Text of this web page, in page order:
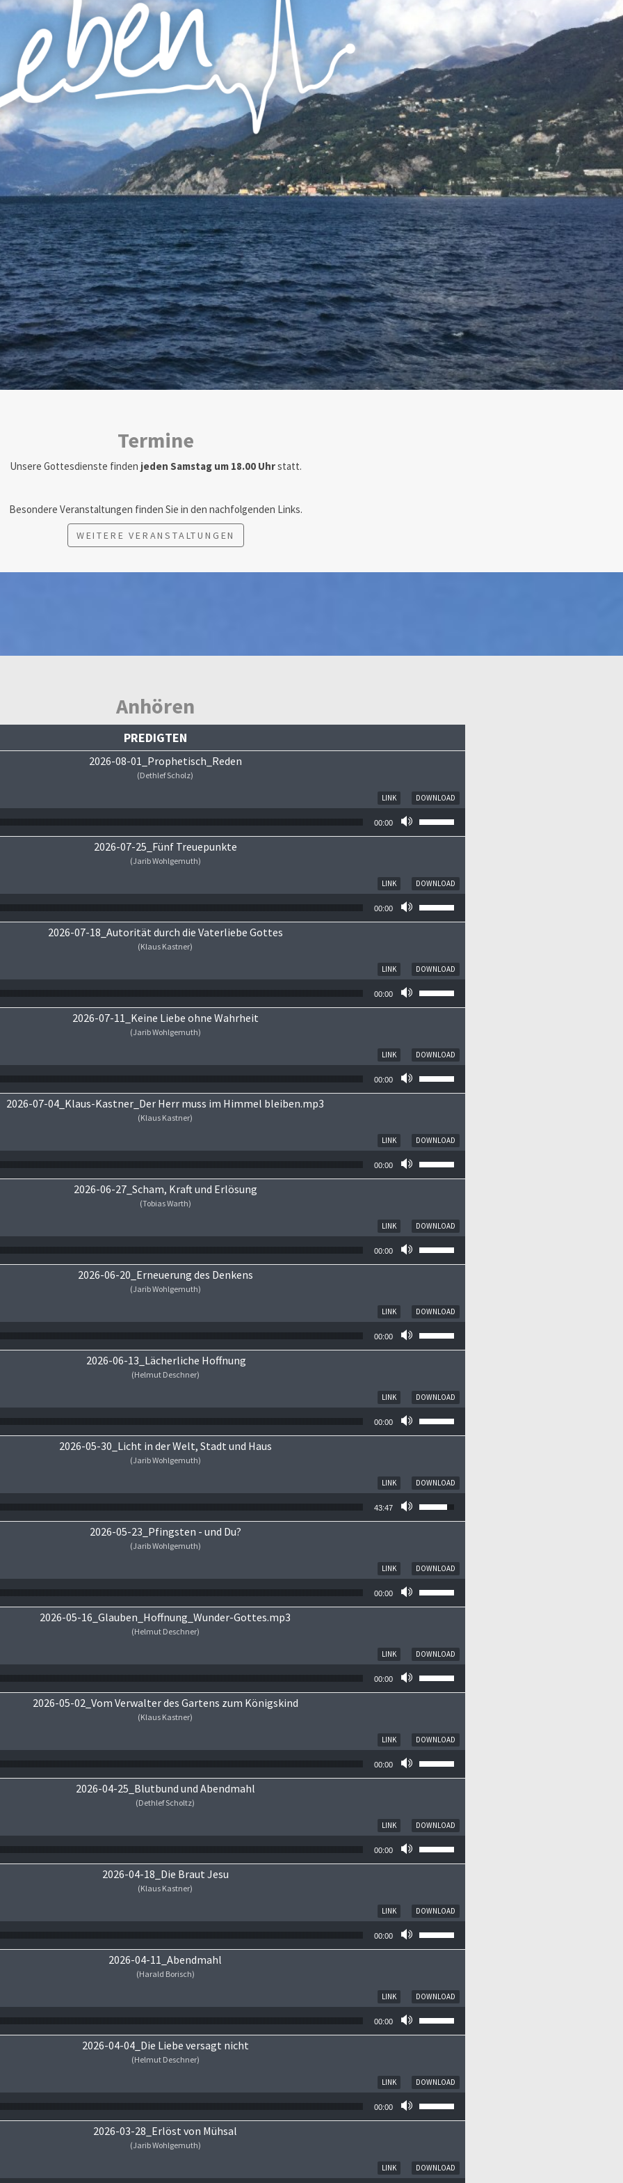
Termine
Unsere Gottesdienste finden jeden Samstag um 18.00 Uhrstatt.
Besondere Veranstaltungen finden Sie in den nachfolgenden Links.
WEITERE VERANSTALTUNGEN
Anhören
PREDIGTEN
2026-08-01_Prophetisch_Reden
(Dethlef Scholz)
DOWNLOAD
LINK
00:00
2026-07-25_Fünf Treuepunkte
(Jarib Wohlgemuth)
DOWNLOAD
LINK
00:00
2026-07-18_Autorität durch die Vaterliebe Gottes
(Klaus Kastner)
DOWNLOAD
LINK
00:00
2026-07-11_Keine Liebe ohne Wahrheit
(Jarib Wohlgemuth)
DOWNLOAD
LINK
00:00
2026-07-04_Klaus-Kastner_Der Herr muss im Himmel bleiben.mp3
(Klaus Kastner)
DOWNLOAD
LINK
00:00
2026-06-27_Scham, Kraft und Erlösung
(Tobias Warth)
DOWNLOAD
LINK
00:00
2026-06-20_Erneuerung des Denkens
(Jarib Wohlgemuth)
DOWNLOAD
LINK
00:00
2026-06-13_Lächerliche Hoffnung
(Helmut Deschner)
DOWNLOAD
LINK
00:00
2026-05-30_Licht in der Welt, Stadt und Haus
(Jarib Wohlgemuth)
DOWNLOAD
LINK
43:47
2026-05-23_Pfingsten - und Du?
(Jarib Wohlgemuth)
DOWNLOAD
LINK
00:00
2026-05-16_Glauben_Hoffnung_Wunder-Gottes.mp3
(Helmut Deschner)
DOWNLOAD
LINK
00:00
2026-05-02_Vom Verwalter des Gartens zum Königskind
(Klaus Kastner)
DOWNLOAD
LINK
00:00
2026-04-25_Blutbund und Abendmahl
(Dethlef Scholtz)
DOWNLOAD
LINK
00:00
2026-04-18_Die Braut Jesu
(Klaus Kastner)
DOWNLOAD
LINK
00:00
2026-04-11_Abendmahl
(Harald Borisch)
DOWNLOAD
LINK
00:00
2026-04-04_Die Liebe versagt nicht
(Helmut Deschner)
DOWNLOAD
LINK
00:00
2026-03-28_Erlöst von Mühsal
(Jarib Wohlgemuth)
DOWNLOAD
LINK